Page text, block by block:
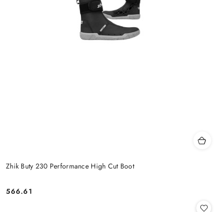
Zhik Buty 230 Performance High Cut Boot
Cena:
566.61